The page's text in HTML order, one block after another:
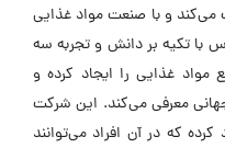
می‌کند و با صنعت مواد غذایی
با تکیه بر دانش و تجربه سه
مواد غذایی را ایجاد کرده و
معرفی می‌کند. این شرکت
که در آن افراد می‌توانند